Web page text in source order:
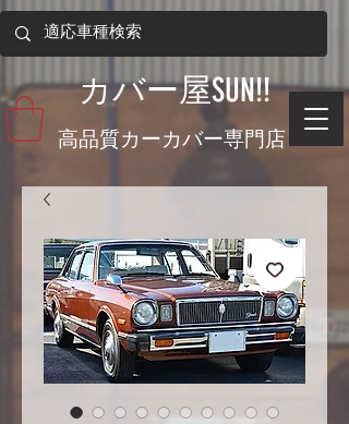
​高品質カーカバー専門店
​カバー屋SUN!!